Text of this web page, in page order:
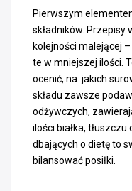
Pierwszym
składników. Przepisy
kolejności malejącej
te w mniejszej ilości.
ocenić, na jakich
składu zawsze
odżywczych,
ilości białka,
dbających o dietę to
bilansować posiłki.